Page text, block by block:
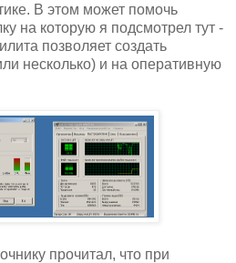
В этом может помочь
на которую я подсмотрел тут -
позволяет создать
несколько) и на оперативную
прочитал, что при